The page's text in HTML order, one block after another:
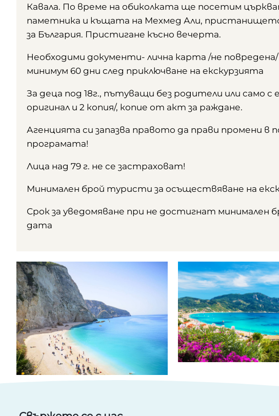
Кавала. По време на обиколката ще посетим
паметника и къщата на Мехмед Али,
за България. Пристигане късно вечерта.
Необходими документи- лична карта /не
минимум 60 дни след приключване на екскурзията
За деца под 18г., пътуващи без родители или само с
оригинал и 2 копия/, копие от акт за раждане.
Агенцията си запазва правото да прави промени в
програмата!
Лица над 79 г. не се застраховат!
Минимален брой туристи за осъществяване на
Срок за уведомяване при не достигнат минимален
дата